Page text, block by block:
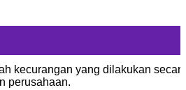
kecurangan yang dilakukan
perusahaan.